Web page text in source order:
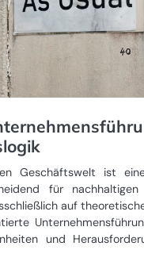
Geschäftswelt ist
für
auf
und